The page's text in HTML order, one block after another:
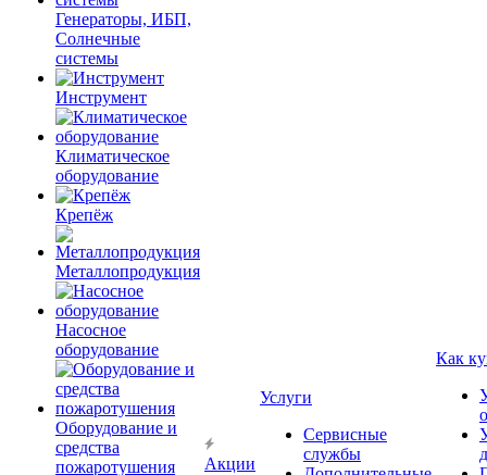
Генераторы, ИБП,
Солнечные
системы
Инструмент
Климатическое
оборудование
Крепёж
Металлопродукция
Насосное
оборудование
Оборудование и
средства
пожаротушения
Акции
Услуги
Сервисные
службы
Как